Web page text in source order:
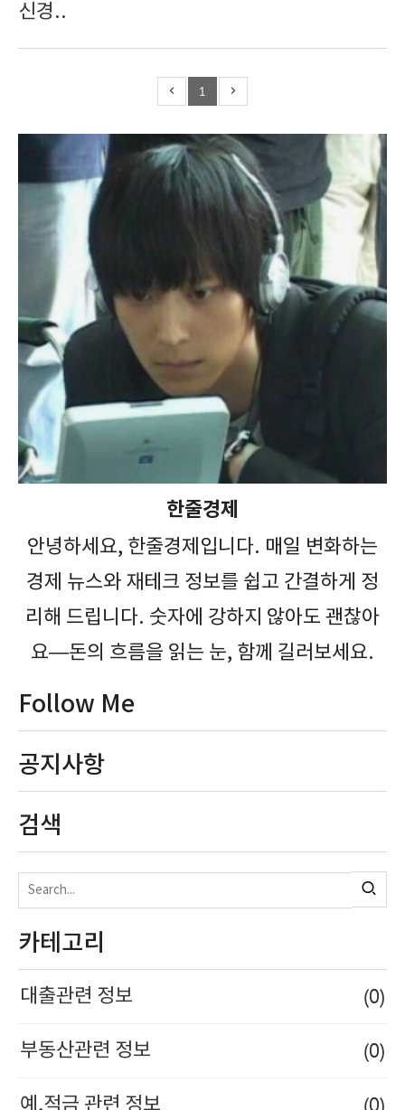
신경..
1
한줄경제
안녕하세요, 한줄경제입니다. 매일 변화하는
경제 뉴스와 재테크 정보를 쉽고 간결하게 정
리해 드립니다. 숫자에 강하지 않아도 괜찮아
요—돈의 흐름을 읽는 눈, 함께 길러보세요.
Follow Me
공지사항
검색
카테고리
대출관련 정보 (0)
부동산관련 정보 (0)
예,적금 관련 정보 (0)